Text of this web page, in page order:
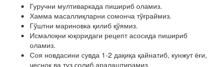
Гуручни мултиваркада пишириб оламиз.
Хамма масаллиқларни сомонча тўғраймиз.
Гўштни мариновка қилиб қўямиз.
Исмалоқни юқоридаги рецепт асосида пишириб
оламиз.
Соя новдасини сувда 1-2 дақиқа қайнатиб, кунжут ёғи,
чеснок ва туз солиб аралаштирамиз.